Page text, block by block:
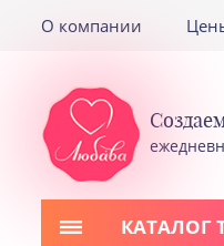
О компании
КАТАЛОГ